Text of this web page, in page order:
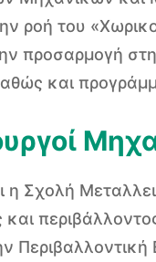
ροή του
προσαρμογή
και
η Σχολή